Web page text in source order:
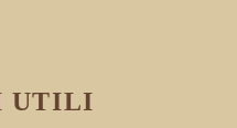
UTILI